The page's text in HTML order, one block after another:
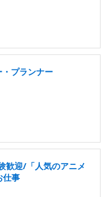
プランナー
歓迎/「人気のアニメ
仕事